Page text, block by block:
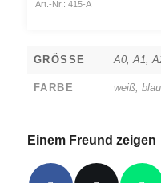
Art.-Nr.: 415-A
GRÖSSE A0, A1,
FARBE weiß,
Einem Freund zeigen